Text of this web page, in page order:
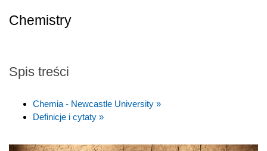
Chemistry
Spis treści
Chemia - Newcastle University »
Definicje i cytaty »